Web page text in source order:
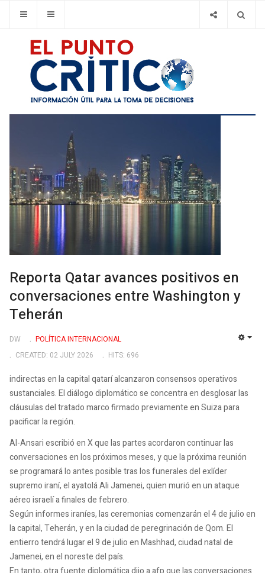
Reporta Qatar avances positivos en
conversaciones entre Washington y
Teherán
DW
POLÍTICA INTERNACIONAL
CREATED: 02 JULY 2026
HITS: 696
indirectas en la capital qatarí alcanzaron consensos operativos
sustanciales. El diálogo diplomático se concentra en desglosar las
cláusulas del tratado marco firmado previamente en Suiza para
pacificar la región.
Al-Ansari escribió en X que las partes acordaron continuar las
conversaciones en los próximos meses, y que la próxima reunión
se programará lo antes posible tras los funerales del exlíder
supremo iraní, el ayatolá Ali Jamenei, quien murió en un ataque
aéreo israelí a finales de febrero.
Según informes iraníes, las ceremonias comenzarán el 4 de julio en
la capital, Teherán, y en la ciudad de peregrinación de Qom. El
entierro tendrá lugar el 9 de julio en Mashhad, ciudad natal de
Jamenei, en el noreste del país.